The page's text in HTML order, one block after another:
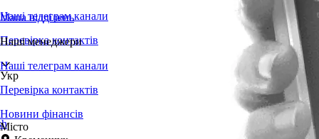
Наші телеграм канали
Перевірка контактів
Укр
Мапа відділень
Наші менеджери
Наші телеграм канали
Перевірка контактів
Новини фінансів
Місто